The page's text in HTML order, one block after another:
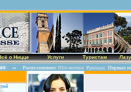
→ Расположение: Юго-восток Франции. Первые
о Ницце Услуги Туристам